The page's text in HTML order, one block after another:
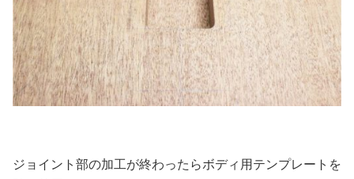
ジョイント部の加工が終わったらボディ用テンプレートを